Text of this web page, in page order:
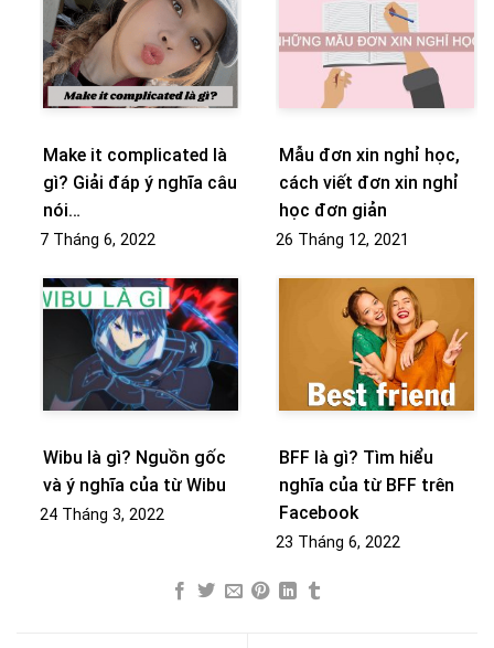
Make it complicated là
gì? Giải đáp ý nghĩa câu
nói…
7 Tháng 6, 2022
Mẫu đơn xin nghỉ học,
cách viết đơn xin nghỉ
học đơn giản
26 Tháng 12, 2021
Wibu là gì? Nguồn gốc
và ý nghĩa của từ Wibu
24 Tháng 3, 2022
BFF là gì? Tìm hiểu
nghĩa của từ BFF trên
Facebook
23 Tháng 6, 2022